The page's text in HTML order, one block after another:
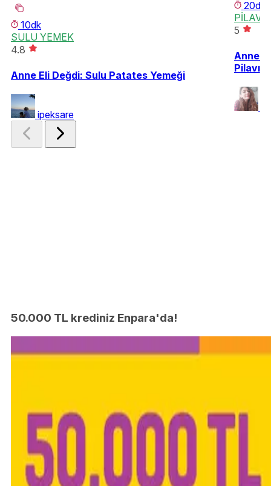
10dk
SULU YEMEK
4.8
Anne Eli Değdi: Sulu Patates Yemeği
ipeksare
20dk
PİLAV
5
Anne
Pilavı
50.000 TL krediniz Enpara'da!